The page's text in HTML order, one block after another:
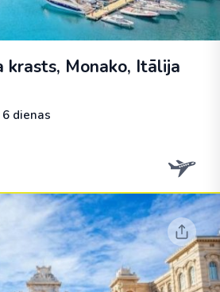
krasts, Monako, Itālija
6 dienas